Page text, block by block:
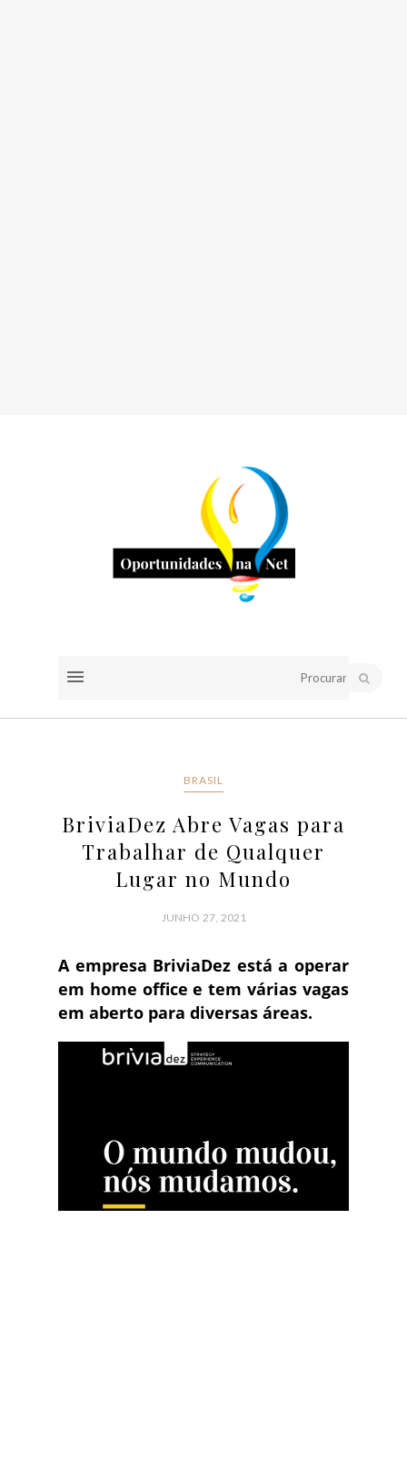
BRASIL
BriviaDez Abre Vagas para
Trabalhar de Qualquer
Lugar no Mundo
JUNHO 27, 2021
A empresa BriviaDez está a operar
em home office e tem várias vagas
em aberto para diversas áreas.